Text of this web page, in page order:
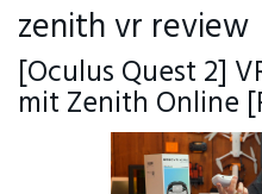
zenith vr review
[Oculus Quest 2]
mit Zenith Online